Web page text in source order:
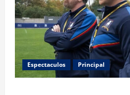
Espectaculos Principal